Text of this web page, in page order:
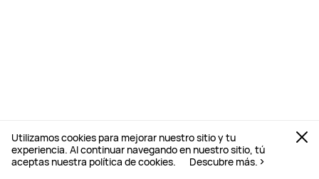
Utilizamos cookies para mejorar nuestro sitio y tu
experiencia. Al continuar navegando en nuestro sitio, tú
aceptas nuestra política de cookies.
Descubre más.